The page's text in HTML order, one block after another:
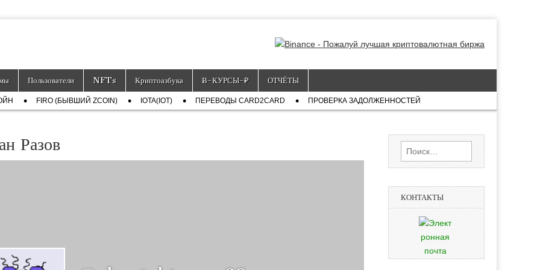
Пользователи NFTs Криптоазбука Ƀ-КУРСЫ-₽ ОТЧЁТЫ
FIRO (БЫВШИЙ ZCOIN) IOTA(IOT) ПЕРЕВОДЫ CARD2CARD ПРОВЕРКА ЗАДОЛЖЕННОСТЕЙ
Разов Найти:
КОНТАКТЫ